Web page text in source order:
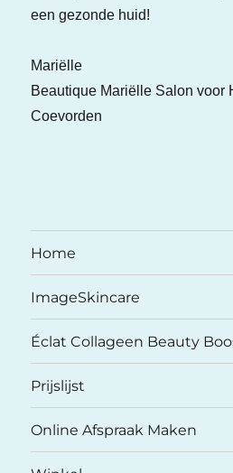
een gezonde huid!
Mariëlle
Beautique Mariëlle Salon voor
Coevorden
Home
ImageSkincare
Éclat Collageen Beauty
Prijslijst
Online Afspraak Maken